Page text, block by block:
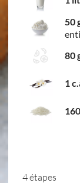
50
80
1
4 étapes